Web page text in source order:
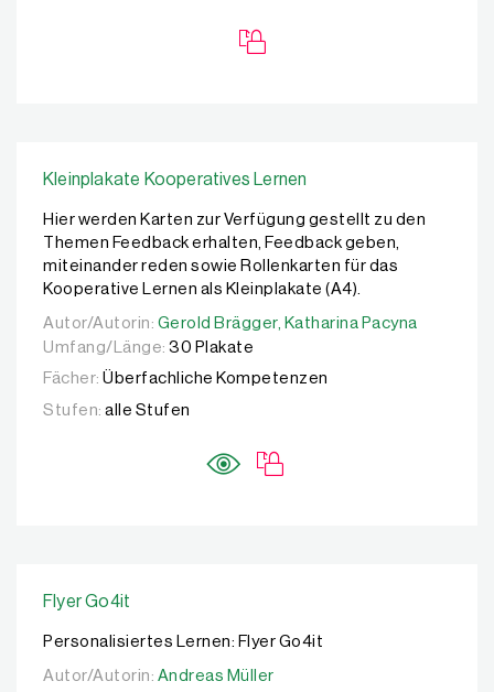
Kleinplakate Kooperatives Lernen
Hier werden Karten zur Verfügung gestellt zu den
Themen Feedback erhalten, Feedback geben,
miteinander reden sowie Rollenkarten für das
Kooperative Lernen als Kleinplakate (A4).
Autor/Autorin: Gerold Brägger, Katharina Pacyna
Autor/Autorin: Gerold Brägger, Katharina Pacyna
Umfang/Länge: 30 Plakate
Fächer: Überfachliche Kompetenzen
Stufen: alle Stufen
Flyer Go4it
Personalisiertes Lernen: Flyer Go4it
Autor/Autorin: Andreas Müller
Autor/Autorin: Andreas Müller